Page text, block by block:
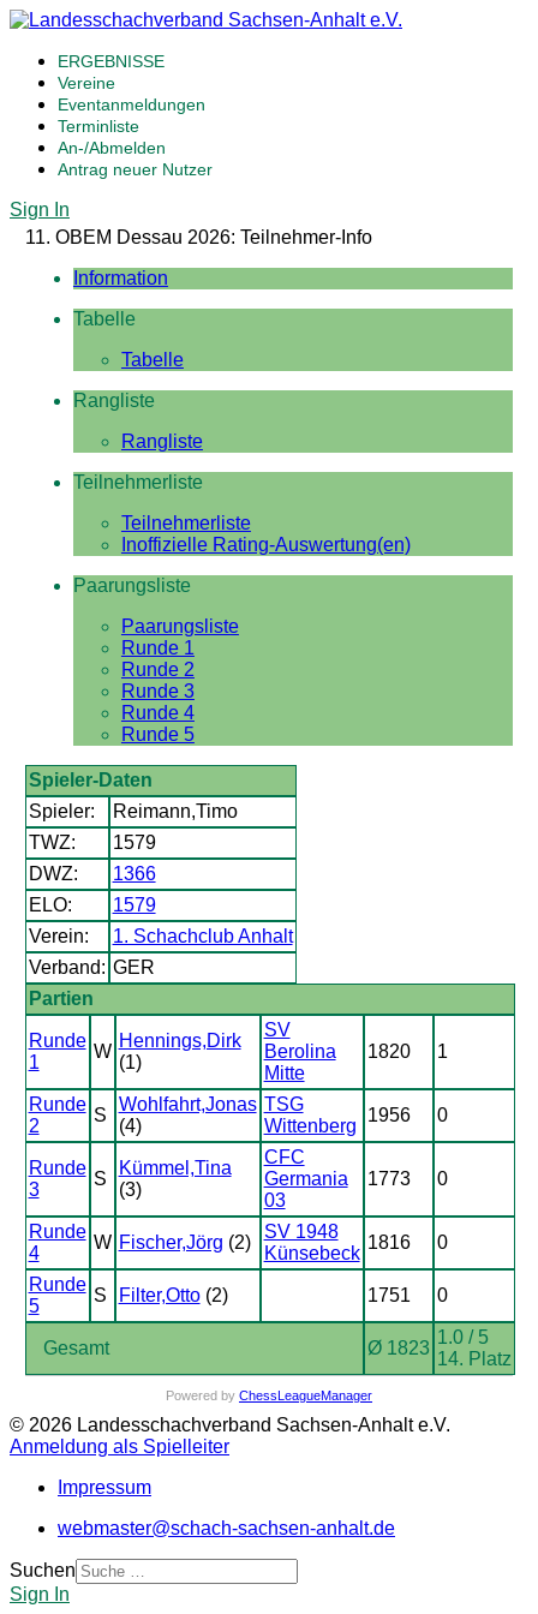
ERGEBNISSE
Vereine
Eventanmeldungen
Terminliste
An-/Abmelden
Antrag neuer Nutzer
Sign In
11. OBEM Dessau 2026: Teilnehmer-Info
Information
Tabelle
Tabelle
Rangliste
Rangliste
Teilnehmerliste
Teilnehmerliste
Inoffizielle Rating-Auswertung(en)
Paarungsliste
Paarungsliste
Runde 1
Runde 2
Runde 3
Runde 4
Runde 5
Spieler-Daten
Spieler:
Reimann,Timo
TWZ:
1579
DWZ:
1366
ELO:
1579
Verein:
1. Schachclub Anhalt
Verband: GER
Partien
Runde
1
W
Hennings,Dirk
(1)
SV
Berolina
Mitte
1820 1
Runde
2
S
Wohlfahrt,Jonas
(4)
TSG
Wittenberg
1956 0
Runde
3
S
Kümmel,Tina
(3)
CFC
Germania
03
1773 0
Runde
4
W Fischer,Jörg (2)
SV 1948
Künsebeck
1816 0
Runde
5
S Filter,Otto(2) 1751 0
Gesamt Ø 1823
1.0 / 5
14. Platz
Powered by ChessLeagueManager
© 2026 Landesschachverband Sachsen-Anhalt e.V.
Anmeldung als Spielleiter
Impressum
webmaster@schach-sachsen-anhalt.de
Suchen
Sign In